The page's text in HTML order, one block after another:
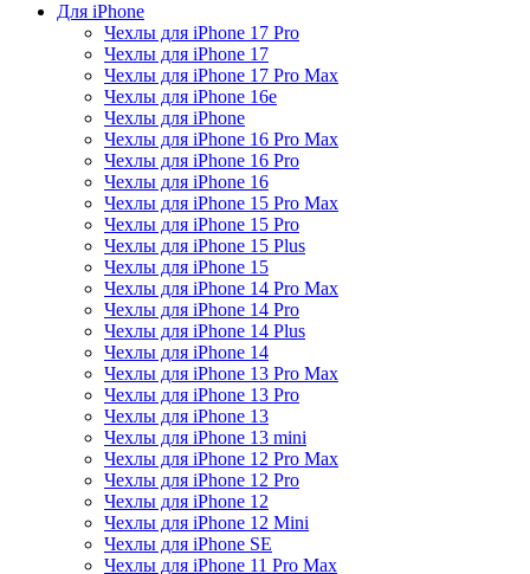
Для iPhone
Чехлы для iPhone 17 Pro
Чехлы для iPhone 17
Чехлы для iPhone 17 Pro Max
Чехлы для iPhone 16e
Чехлы для iPhone
Чехлы для iPhone 16 Pro Max
Чехлы для iPhone 16 Pro
Чехлы для iPhone 16
Чехлы для iPhone 15 Pro Max
Чехлы для iPhone 15 Pro
Чехлы для iPhone 15 Plus
Чехлы для iPhone 15
Чехлы для iPhone 14 Pro Max
Чехлы для iPhone 14 Pro
Чехлы для iPhone 14 Plus
Чехлы для iPhone 14
Чехлы для iPhone 13 Pro Max
Чехлы для iPhone 13 Pro
Чехлы для iPhone 13
Чехлы для iPhone 13 mini
Чехлы для iPhone 12 Pro Max
Чехлы для iPhone 12 Pro
Чехлы для iPhone 12
Чехлы для iPhone 12 Mini
Чехлы для iPhone SE
Чехлы для iPhone 11 Pro Max